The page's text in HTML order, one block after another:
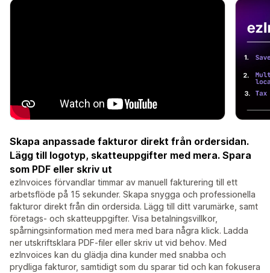
Skapa anpassade fakturor direkt från ordersidan.
Lägg till logotyp, skatteuppgifter med mera. Spara
som PDF eller skriv ut
ezInvoices förvandlar timmar av manuell fakturering till ett
arbetsflöde på 15 sekunder. Skapa snygga och professionella
fakturor direkt från din ordersida. Lägg till ditt varumärke, samt
företags- och skatteuppgifter. Visa betalningsvillkor,
spårningsinformation med mera med bara några klick. Ladda
ner utskriftsklara PDF-filer eller skriv ut vid behov. Med
ezInvoices kan du glädja dina kunder med snabba och
prydliga fakturor, samtidigt som du sparar tid och kan fokusera